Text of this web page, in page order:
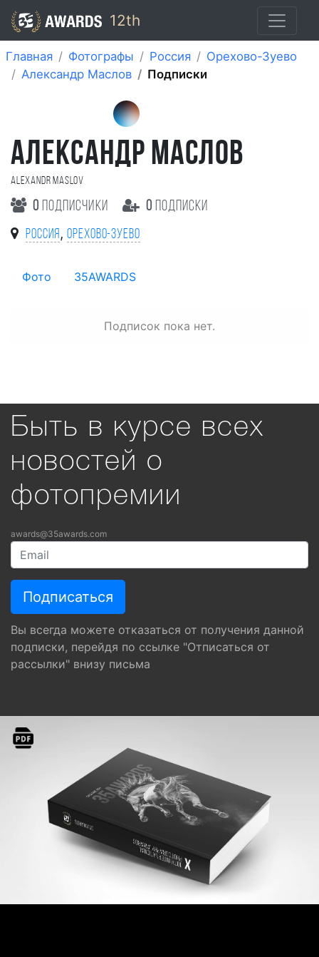
12th
Главная Фотографы Россия
Орехово-Зуево
Александр Маслов
Подписки
АЛЕКСАНДР МАСЛОВ
Alexandr Maslov
0 подписчики 0 подписки
Россия , Орехово-Зуево
Фото 35AWARDS
Подписок пока нет.
Быть в курсе всех
новостей о
фотопремии
awards@35awards.com
Вы всегда можете отказаться от получения данной
подписки, перейдя по ссылке "Отписаться от
рассылки" внизу письма